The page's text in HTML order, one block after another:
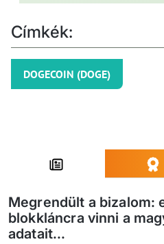
Címkék:
DOGECOIN (DOGE)
Megrendült a bizalom:
blokkláncra vinni a
adatait...